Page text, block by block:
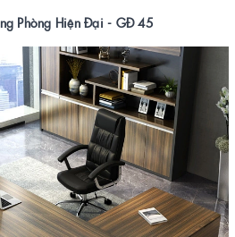
Phòng Hiện Đại - GĐ 45